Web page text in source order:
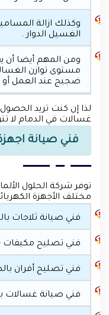
وكذلك ازالة
الغسيل الدوار .
ومن المهم أيضا أن
مستوى توازن
ضجيج عند العمل أو
لذا إن كنت تريد
غسالات في الدمام لا
فني صيانة
توفر شركة الحلول
مختلف الأجهزة
فني صيانة ثلاجات
فني تصليح مكيفات
فني تصليح أفران
فني صيانة غسالات